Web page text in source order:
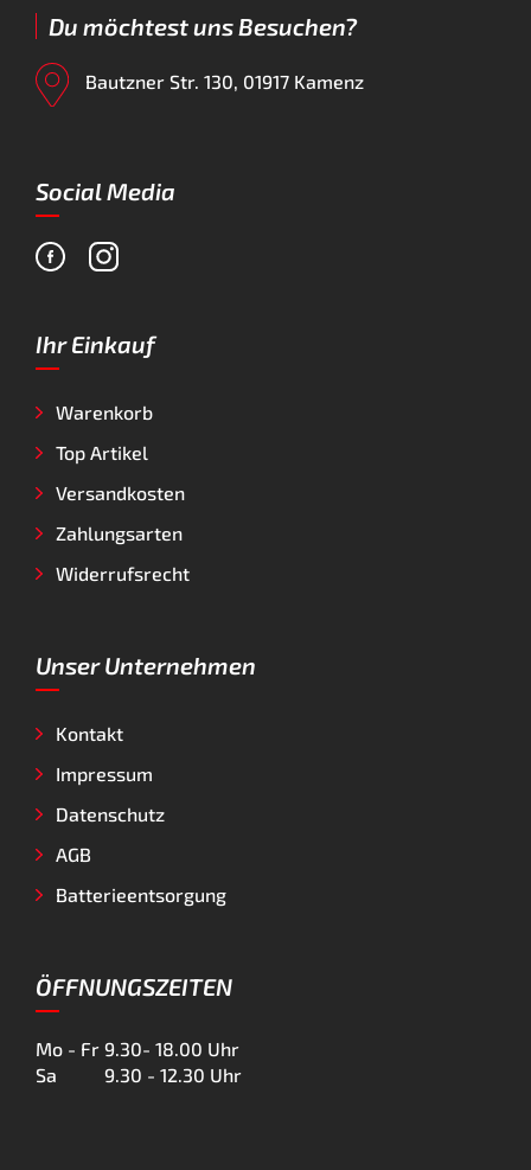
Du möchtest uns Besuchen?
Bautzner Str. 130, 01917 Kamenz
Social Media
Ihr Einkauf
Warenkorb
Top Artikel
Versandkosten
Zahlungsarten
Widerrufsrecht
Unser Unternehmen
Kontakt
Impressum
Datenschutz
AGB
Batterieentsorgung
ÖFFNUNGSZEITEN
Mo - Fr 9.30- 18.00 Uhr
Sa
9.30 - 12.30 Uhr